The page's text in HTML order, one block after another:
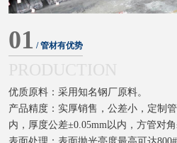
01 / 管材有优势
优质原料：采用知名钢厂原料。
产品精度：实厚销售，公差小，定制
内，厚度公差±0.05mm以内，方管对角